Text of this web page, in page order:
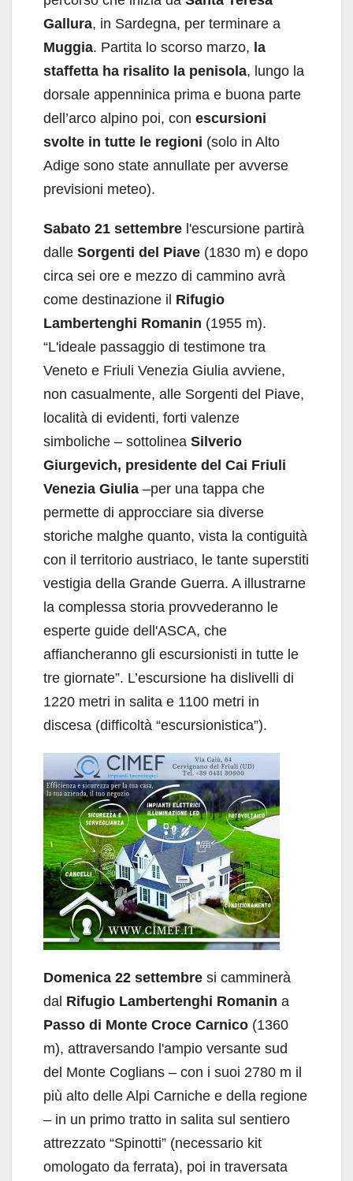
Gallura, in Sardegna, per terminare a
Muggia. Partita lo scorso marzo, la
staffetta ha risalito la penisola, lungo la
dorsale appenninica prima e buona parte
dell’arco alpino poi, con escursioni
svolte in tutte le regioni (solo in Alto
Adige sono state annullate per avverse
previsioni meteo).
Sabato 21 settembre l'escursione partirà
dalle Sorgenti del Piave (1830 m) e dopo
circa sei ore e mezzo di cammino avrà
come destinazione il Rifugio
Lambertenghi Romanin (1955 m).
“L'ideale passaggio di testimone tra
Veneto e Friuli Venezia Giulia avviene,
non casualmente, alle Sorgenti del Piave,
località di evidenti, forti valenze
simboliche – sottolinea Silverio
Giurgevich, presidente del Cai Friuli
Venezia Giulia –per una tappa che
permette di approcciare sia diverse
storiche malghe quanto, vista la contiguità
con il territorio austriaco, le tante superstiti
vestigia della Grande Guerra. A illustrarne
la complessa storia provvederanno le
esperte guide dell'ASCA, che
affiancheranno gli escursionisti in tutte le
tre giornate”. L’escursione ha dislivelli di
1220 metri in salita e 1100 metri in
discesa (difficoltà “escursionistica”).
Domenica 22 settembre si camminerà
dal Rifugio Lambertenghi Romanin a
Passo di Monte Croce Carnico (1360
m), attraversando l'ampio versante sud
del Monte Coglians – con i suoi 2780 m il
più alto delle Alpi Carniche e della regione
– in un primo tratto in salita sul sentiero
attrezzato “Spinotti” (necessario kit
omologato da ferrata), poi in traversata